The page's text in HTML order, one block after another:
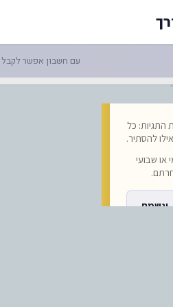
פיצוצים
עם חשבון אפשר לקבל